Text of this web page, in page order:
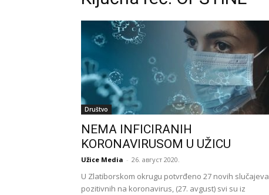
Društvo
NEMA INFICIRANIH
KORONAVIRUSOM U UŽICU
Užice Media - 26. август 2020.
U Zlatiborskom okrugu potvrđeno 27 novih slučajeva
pozitivnih na koronavirus, (27. avgust) svi su iz